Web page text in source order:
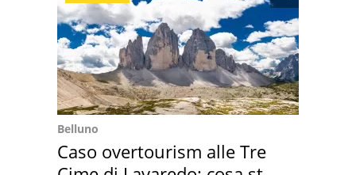
Belluno
Caso overtourism alle Tre